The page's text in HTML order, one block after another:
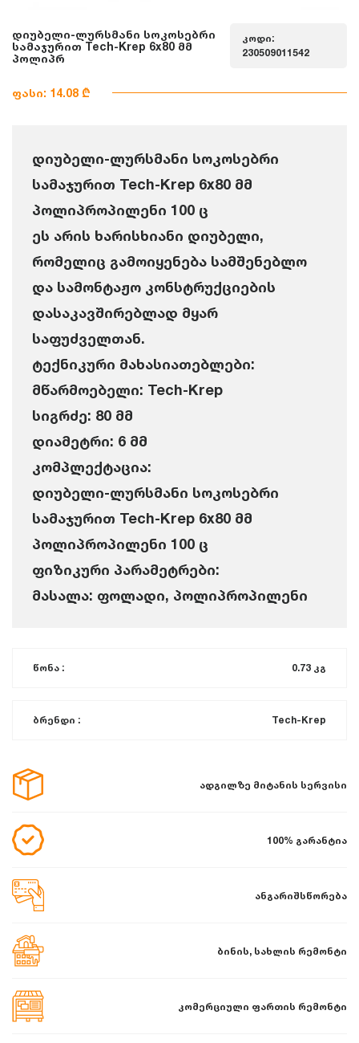
დიუბელი-ლურსმანი სოკოსებრი
სამაჯურით Tech-Krep 6x80 მმ
პოლიპრ
კოდი:
230509011542
ფასი: 14.08 ₾
დიუბელი-ლურსმანი სოკოსებრი
სამაჯურით Tech-Krep 6x80 მმ
პოლიპროპილენი 100 ც
ეს არის ხარისხიანი დიუბელი,
რომელიც გამოიყენება სამშენებლო
და სამონტაჟო კონსტრუქციების
დასაკავშირებლად მყარ
საფუძველთან.
ტექნიკური მახასიათებლები:
მწარმოებელი: Tech-Krep
სიგრძე: 80 მმ
დიამეტრი: 6 მმ
კომპლექტაცია:
დიუბელი-ლურსმანი სოკოსებრი
სამაჯურით Tech-Krep 6x80 მმ
პოლიპროპილენი 100 ც
ფიზიკური პარამეტრები:
მასალა: ფოლადი, პოლიპროპილენი
წონა : 0.73 კგ
ბრენდი : Tech-Krep
ადგილზე მიტანის სერვისი
100% გარანტია
ანგარიშსწორება
ბინის, სახლის რემონტი
კომერციული ფართის რემონტი